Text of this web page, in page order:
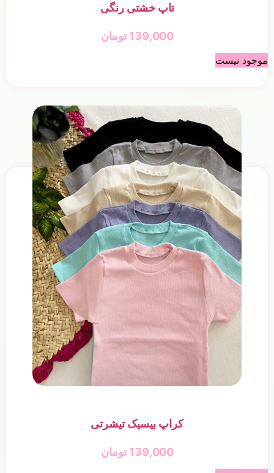
تاپ خشتی رنگی
139,000 تومان
موجود نیست
کراپ بیسیک تیشرتی
139,000 تومان